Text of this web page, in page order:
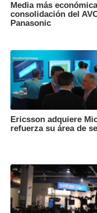
Media más
consolidación del
Panasonic
Ericsson adquiere
refuerza su área de